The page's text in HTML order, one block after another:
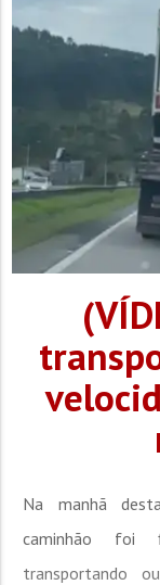
Na manhã
caminhão foi
transportando